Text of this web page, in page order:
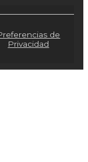
de
Privacidad